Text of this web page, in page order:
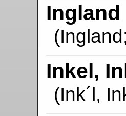
Ingland
Inkel,
(Ink´l,